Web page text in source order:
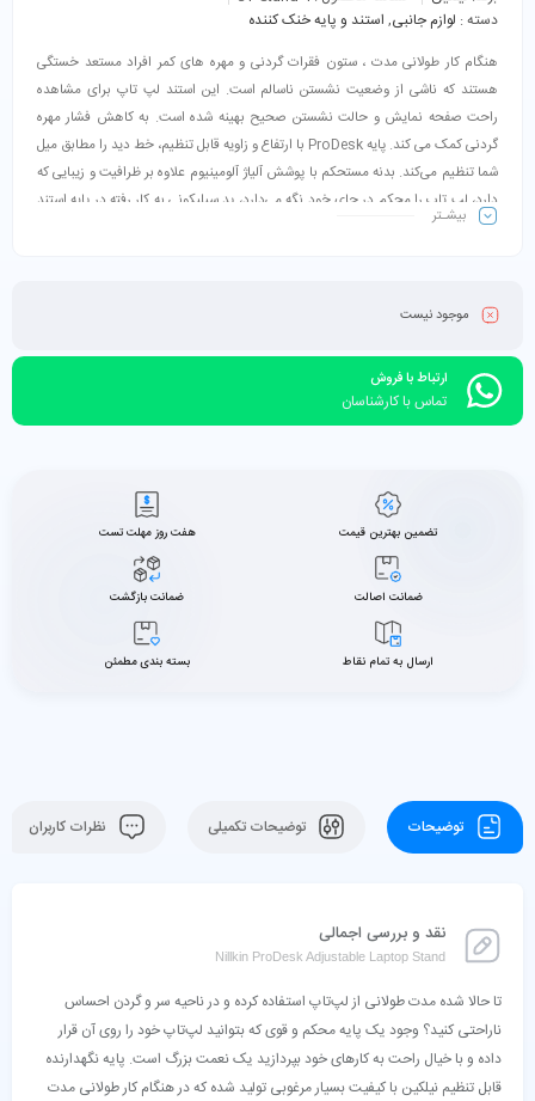
دسته : لوازم جانبی, استند و پایه خنک کننده
هنگام کار طولانی مدت ، ستون فقرات گردنی و مهره های کمر افراد مستعد خستگی
هستند که ناشی از وضعیت نشستن ناسالم است. این استند لپ تاپ برای مشاهده
راحت صفحه نمایش و حالت نشستن صحیح بهینه شده است. به کاهش فشار مهره
گردنی کمک می کند. پایه ProDesk با ارتفاع و زاویه قابل تنظیم، خط دید را مطابق میل
شما تنظیم می‌کند. بدنه مستحکم با پوشش آلیاژ آلومینیوم علاوه بر ظرافیت و زیبایی که
دارد، لپ تاپ را محکم در جای خود نگه می‌دارد، پد سیلیکونی به کار رفته در پایه استند
مانع از لغزش آن می شود.
بیشـتر
موجود نیست
ارتباط با فروش
تماس با کارشناسان
تضمین بهترین قیمت هفت روز مهلت تست
ضمانت اصالت ضمانت بازگشت
ارسال به تمام نقاط بسته بندی مطمئن
توضیحات توضیحات تکمیلی نظرات کاربران
نقد و بررسی اجمالی
Nillkin ProDesk Adjustable Laptop Stand
تا حالا شده مدت طولانی از لپ‌تاپ استفاده کرده و در ناحیه سر و گردن احساس
ناراحتی کنید؟ وجود یک پایه محکم و قوی که بتوانید لپ‌تاپ خود را روی آن قرار
داده و با خیال راحت به کارهای خود بپردازید یک نعمت بزرگ است. پایه نگهدارنده
قابل تنظیم نیلکین با کیفیت بسیار مرغوبی تولید شده که در هنگام کار طولانی مدت